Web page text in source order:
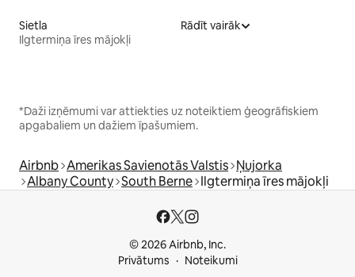
Sietla
Ilgtermiņa īres mājokļi
Rādīt vairāk
*Daži izņēmumi var attiekties uz noteiktiem ģeogrāfiskiem
apgabaliem un dažiem īpašumiem.
Airbnb Amerikas Savienotās Valstis Ņujorka
Albany County South Berne Ilgtermiņa īres mājokļi
© 2026 Airbnb, Inc.
Privātums
Noteikumi